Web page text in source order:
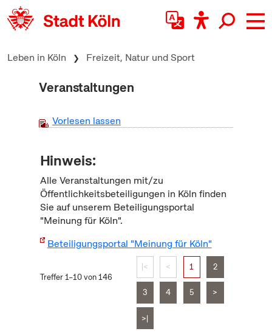
zum Inhalt springen
Leben in Köln Freizeit, Natur und Sport
Veranstaltungen
Vorlesen lassen
Hinweis:
Alle Veranstaltungen mit/zu
Öffentlichkeitsbeteiligungen in Köln finden
Sie auf unserem Beteiligungsportal
"Meinung für Köln".
Beteiligungsportal "Meinung für Köln"
Treffer 1–10 von 146
|< < 1 2
3 4 5 >
>|